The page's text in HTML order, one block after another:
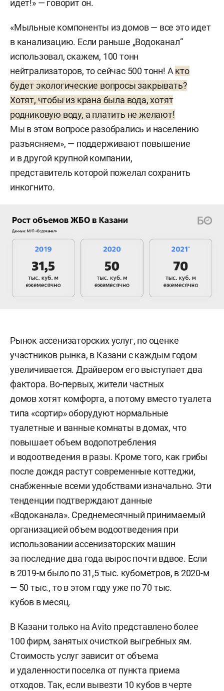
идет!» — говорит он.
«Мыльные компоненты из домов — все это идет
в канализацию. Если раньше „Водоканал“
использовал, скажем, 100 тонн
нейтрализаторов, то сейчас 500 тонн! Акто
будет экологические вопросы закрывать?
Хотят, чтобы из крана была вода, хотят
родниковую воду, а платить не желают!
Мы в этом вопросе разобрались и населению
разъясняем», — поддерживают повышение
и в другой крупной компании,
представитель которой пожелал сохранить
инкогнито.
Рынок ассенизаторских услуг, по оценке
участников рынка, в Казани с каждым годом
увеличивается. Драйвером его выступает два
фактора. Во-первых, жители частных
домов хотят комфорта, а потому вместо туалета
типа «сортир» оборудуют нормальные
туалетные и ванные комнаты в домах, что
повышает объем водопотребления
и водоотведения в разы. Кроме того, как грибы
после дождя растут современные коттеджи,
снабженные всеми удобствами изначально. Эти
тенденции подтверждают данные
«Водоканала». Среднемесячный принимаемый
организацией объем водоотведения при
использовании ассенизаторских машин
за последние два года вырос почти вдвое. Если
в 2019-м было по 31,5 тыс. кубометров, в 2020-м
— 50 тыс., то в этом году уже по 70 тыс.
кубов в месяц.
В Казани только на Avito представлено более
100 фирм, занятых очисткой выгребных ям.
Стоимость услуг зависит от объема
и удаленности поселка от пункта приема
отходов. Так, если вывезти 10 кубов в черте